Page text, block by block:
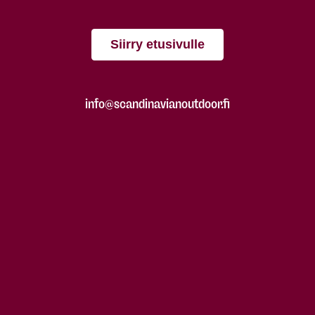
Siirry etusivulle
info@scandinavianoutdoor.fi